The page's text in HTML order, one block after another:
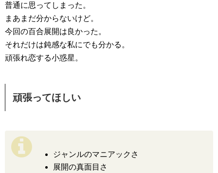
普通に思ってしまった。
まあまだ分からないけど。
今回の百合展開は良かった。
それだけは鈍感な私にでも分かる。
頑張れ恋する小惑星。
頑張ってほしい
ジャンルのマニアックさ
展開の真面目さ